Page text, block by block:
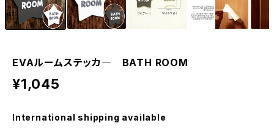
EVAルームステッカ― BATH ROOM
¥1,045
International shipping available